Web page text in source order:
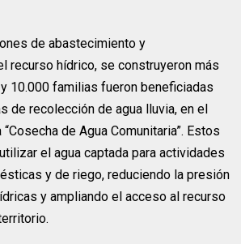
de abastecimiento y
recurso hídrico, se construyeron más
10.000 familias fueron beneficiadas
de recolección de agua lluvia, en el
de Agua Comunitaria”. Estos
el agua captada para actividades
y de riego, reduciendo la presión
y ampliando el acceso al recurso